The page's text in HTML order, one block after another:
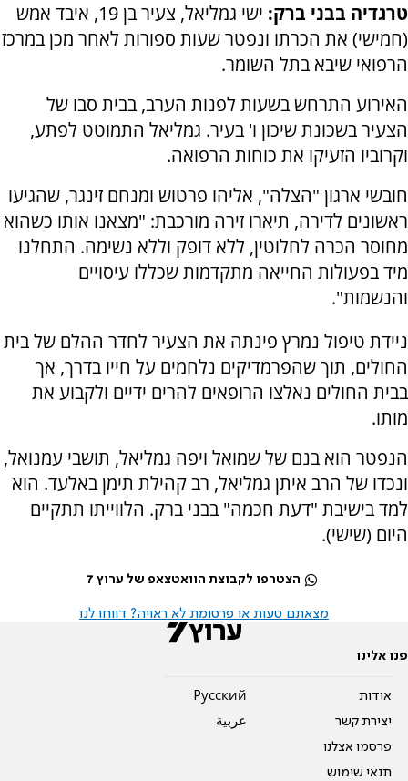
טרגדיה בבני ברק:
ישי גמליאל, צעיר בן 19, איבד אמש
(חמישי) את הכרתו ונפטר שעות ספורות לאחר מכן במרכז
הרפואי שיבא בתל השומר.
האירוע התרחש בשעות לפנות הערב, בבית סבו של
הצעיר בשכונת שיכון ו' בעיר. גמליאל התמוטט לפתע,
וקרוביו הזעיקו את כוחות הרפואה.
חובשי ארגון "הצלה", אליהו פרטוש ומנחם זינגר, שהגיעו
ראשונים לדירה, תיארו זירה מורכבת: "מצאנו אותו כשהוא
מחוסר הכרה לחלוטין, ללא דופק וללא נשימה. התחלנו
מיד בפעולות החייאה מתקדמות שכללו עיסויים
והנשמות".
ניידת טיפול נמרץ פינתה את הצעיר לחדר ההלם של בית
החולים, תוך שהפרמדיקים נלחמים על חייו בדרך, אך
בבית החולים נאלצו הרופאים להרים ידיים ולקבוע את
מותו.
הנפטר הוא בנם של שמואל ויפה גמליאל, תושבי עמנואל,
ונכדו של הרב איתן גמליאל, רב קהילת תימן באלעד. הוא
למד בישיבת "דעת חכמה" בבני ברק. הלווייתו תתקיים
היום (שישי).
הצטרפו לקבוצת הוואטצאפ של ערוץ 7
מצאתם טעות או פרסומת לא ראויה? דווחו לנו
פנו אלינו
אודות
יצירת קשר
פרסמו אצלנו
תנאי שימוש
Pусский
عربية